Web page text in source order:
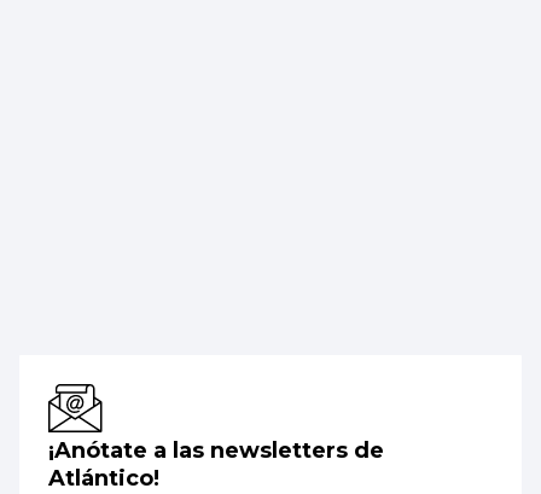
¡Anótate a las newsletters de
Atlántico!